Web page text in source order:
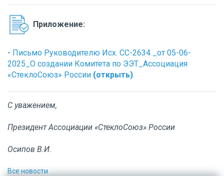
Приложение:
- Письмо Руководителю Исх. CC-2634 _от 05-06-
2025_О создании Комитета по ЭЭТ_Ассоциация
«СтеклоСоюз» России (открыть).
С уважением,
Президент Ассоциации «СтеклоСоюз» России
Осипов В.И.
Все новости